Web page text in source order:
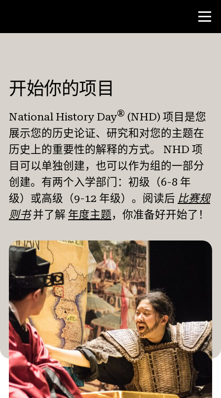
主题
竞赛规则与评估
查找您当地的比赛（会员）
全国大赛
教师资源
关于 NHD
参与其中
开始你的项目
National History Day® (NHD) 项目是您
展示您的历史论证、研究和对您的主题在
历史上的重要性的解释的方式。 NHD 项
目可以单独创建，也可以作为组的一部分
创建。有两个入学部门：初级（6-8 年
级）或高级（9-12 年级）。阅读后 比赛规
则书并了解 年度主题，你准备好开始了！